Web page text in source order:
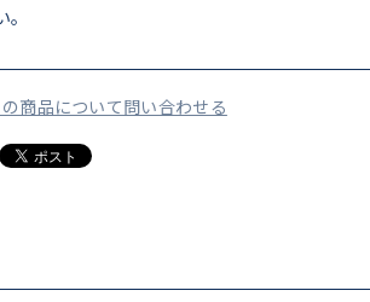
商品について問い合わせる